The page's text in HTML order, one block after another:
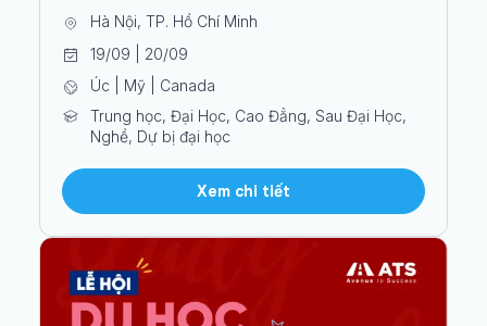
Hà Nội, TP. Hồ Chí Minh
19/09 | 20/09
Úc | Mỹ | Canada
Trung học, Đại Học, Cao Đẳng, Sau Đại Học,
Nghề, Dự bị đại học
Xem chi tiết